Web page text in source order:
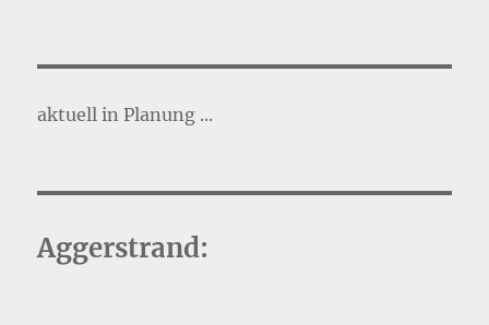
aktuell in Planung ...
Aggerstrand: